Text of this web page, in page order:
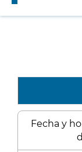
Fecha y